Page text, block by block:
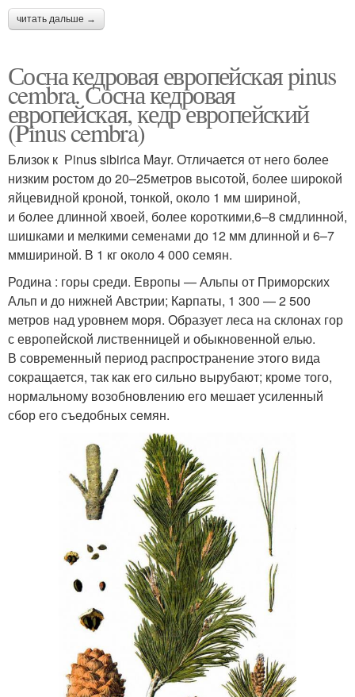
читать дальше →
Сосна кедровая европейская pinus
cembra. Сосна кедровая
европейская, кедр европейский
(Pinus cembra)
Близок к Рinus sibirica Mayr. Отличается от него более
низким ростом до 20–25метров высотой, более широкой
яйцевидной кроной, тонкой, около 1 мм шириной,
и более длинной хвоей, более короткими,6–8 смдлинной,
шишками и мелкими семенами до 12 мм длинной и 6–7
ммшириной. В 1 кг около 4 000 семян.
Родина : горы среди. Европы — Альпы от Приморских
Альп и до нижней Австрии; Карпаты, 1 300 — 2 500
метров над уровнем моря. Образует леса на склонах гор
с европейской лиственницей и обыкновенной елью.
В современный период распространение этого вида
сокращается, так как его сильно вырубают; кроме того,
нормальному возобновлению его мешает усиленный
сбор его съедобных семян.